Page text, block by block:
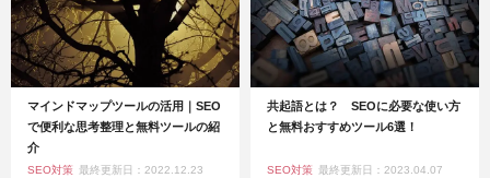
マインドマップツールの活用｜SEO
で便利な思考整理と無料ツールの紹
介
SEO対策 最終更新日：2022.12.23
共起語とは？ SEOに必要な使い方
と無料おすすめツール6選！
SEO対策 最終更新日：2023.04.07